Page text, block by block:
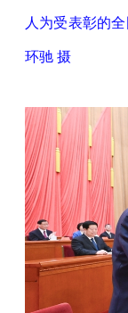
人为受表彰的
环驰 摄